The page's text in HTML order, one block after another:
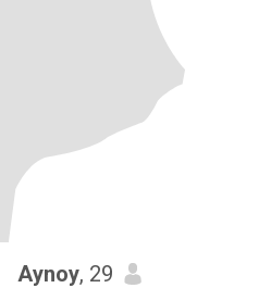
Aynoy, 29